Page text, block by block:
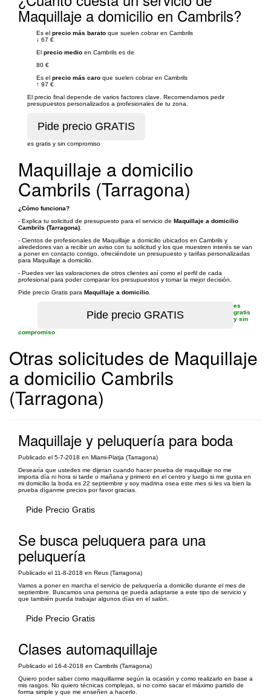
Maquillaje a domicilio en Cambrils?
Es el precio más barato que suelen cobrar en Cambrils
↓ 67 €
El precio medio en Cambrils es de
80 €
Es el precio más caro que suelen cobrar en Cambrils
↑ 97 €
El precio final depende de varios factores clave. Recomendamos pedir
presupuestos personalizados a profesionales de tu zona.
es gratis y sin compromiso
Maquillaje a domicilio
Cambrils (Tarragona)
¿Cómo funciona?
- Explica tu solicitud de presupuesto para el servicio de Maquillaje a domicilio
Cambrils (Tarragona)
- Cientos de profesionales de Maquillaje a domicilio ubicados en Cambrils y
alrededores van a recibir un aviso con tu solicitud y los que muestren interés se van
a poner en contacto contigo, ofreciéndote un presupuesto y tarifas personalizadas
para Maquillaje a domicilio.
- Puedes ver las valoraciones de otros clientes así como el perfil de cada
profesional para poder comparar los presupuestos y tomar la mejor decisión.
Pide precio Gratis para Maquillaje a domicilio
es
gratis
y sin
compromiso
Otras solicitudes de Maquillaje
a domicilio Cambrils
(Tarragona)
Maquillaje y peluquería para boda
Publicado el 5-7-2018 en Miami-Platja (Tarragona)
Desearía que ustedes me dijeran cuando hacer prueba de maquillaje no me
importa día ni hora si tarde o mañana y primero en el centro y luego si me gusta en
mi domicilio la boda es 22 septiembre y soy madrina osea este mes si les va bien la
prueba díganme precios por favor gracias.
Pide Precio Gratis
Se busca peluquera para una
peluquería
Publicado el 11-8-2018 en Reus (Tarragona)
Vamos a poner en marcha el servicio de peluquería a domicilio durante el mes de
septiembre. Buscamos una persona qe pueda adaptarse a este tipo de servicio y
que también pueda trabajar algunos días en el salón.
Pide Precio Gratis
Clases automaquillaje
Publicado el 16-4-2018 en Cambrils (Tarragona)
Quiero poder saber como maquillarme según la ocasión y como realizarlo en base a
mis rasgos. No quiero técnicas complejas, si no como sacar el máximo partido de
forma simple y que me enseñen a hacerlo.